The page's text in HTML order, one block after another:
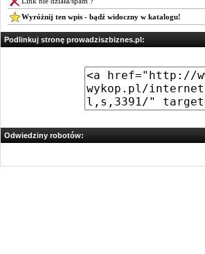
Wyróżnij ten wpis - bądź widoczny w katalogu!
Podlinkuj stronę prowadziszbiznes.pl:
Odwiedziny robotów: